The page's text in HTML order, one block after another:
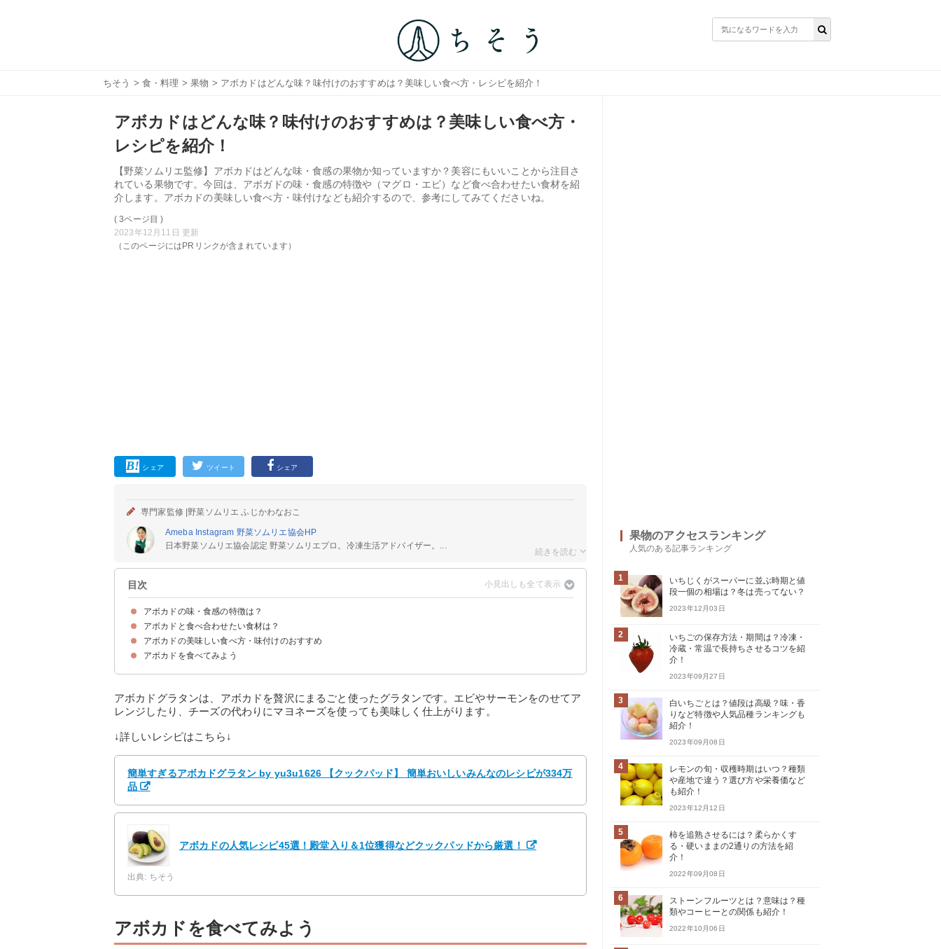
ちそう > 食・料理 >果物 > アボカドはどんな味？味付けのおすすめは？美味しい食べ方・レシピを紹介！
アボカドはどんな味？味付けのおすすめは？美味しい食べ方・
レシピを紹介！
【野菜ソムリエ監修】アボカドはどんな味・食感の果物か知っていますか？美容にもいいことから注目さ
れている果物です。今回は、アボガドの味・食感の特徴や（マグロ・エビ）など食べ合わせたい食材を紹
介します。アボカドの美味しい食べ方・味付けなども紹介するので、参考にしてみてくださいね。
( 3ページ目 )
2023年12月11日 更新
（このページにはPRリンクが含まれています）
シェア ツイート シェア
専門家監修 | 野菜ソムリエ ふじかわなおこ
Ameba Instagram 野菜ソムリエ協会HP
日本野菜ソムリエ協会認定 野菜ソムリエプロ。冷凍生活アドバイザー。...
目次
アボカドの味・食感の特徴は？
味はあまりしないがクリーミーな舌触り
わさび醤油で味つけるとトロの味？
青臭い・まずいと感じる場合も…
アボカドと食べ合わせたい食材は？
①マグロ
②エビ
③レモン
④納豆
⑤トマト
アボカドの美味しい食べ方・味付けのおすすめ
①アボカドとマグロ丼
②アボカドとトマトのサラダ
③アボカドグラタン
アボカドを食べてみよう
アボカドグラタンは、アボカドを贅沢にまるごと使ったグラタンです。エビやサーモンをのせてア
レンジしたり、チーズの代わりにマヨネーズを使っても美味しく仕上がります。
↓詳しいレシピはこちら↓
簡単すぎるアボカドグラタン by yu3u1626 【クックパッド】 簡単おいしいみんなのレシピが334万
品
アボカドの人気レシピ45選！殿堂入り＆1位獲得などクックパッドから厳選！
出典: ちそう
アボカドを食べてみよう
果物のアクセスランキング
人気のある記事ランキング
1
いちじくがスーパーに並ぶ時期と値
段一個の相場は？冬は売ってない？
2023年12月03日
2
いちごの保存方法・期間は？冷凍・
冷蔵・常温で長持ちさせるコツを紹
介！
2023年09月27日
3
白いちごとは？値段は高級？味・香
りなど特徴や人気品種ランキングも
紹介！
2023年09月08日
4
レモンの旬・収穫時期はいつ？種類
や産地で違う？選び方や栄養価など
も紹介！
2023年12月12日
5
柿を追熟させるには？柔らかくす
る・硬いままの2通りの方法を紹
介！
2022年09月08日
6
ストーンフルーツとは？意味は？種
類やコーヒーとの関係も紹介！
2022年10月06日